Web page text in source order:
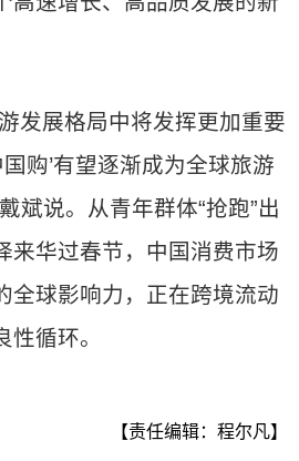
发展格局中将发挥更加重要
国购’有望逐渐成为全球旅游
斌说。从青年群体“抢跑”出
来华过春节，中国消费市场
全球影响力，正在跨境流动
循环。
【责任编辑：程尔凡】